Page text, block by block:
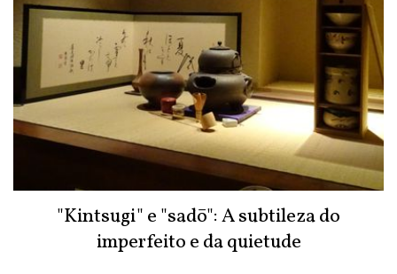
"Kintsugi" e "sadō": A subtileza do
imperfeito e da quietude